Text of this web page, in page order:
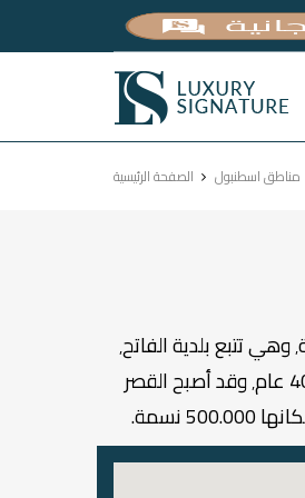
Luxury
Signature
الصفحة الرئيسية مناطق اسطنبول
تعد منطقة توبكابي من أجمل المناطق في مركز اسطنبول٬ تتميز بطابع تاريخي ولها أهمية استثمارية وسياحية٬ وفيها العديد من المعالم الأثرية٬ وهي تتبع بلدية الفاتح٬
أحد أكبر البلديات في اسطنبول. سميت المنطقة بهذا الاسم لوجود قصر توبكابي، الذي كان المقر الرئيسي للسلاطين العثمانيين لما يقرب من 400 عام٬ وقد أصبح القصر